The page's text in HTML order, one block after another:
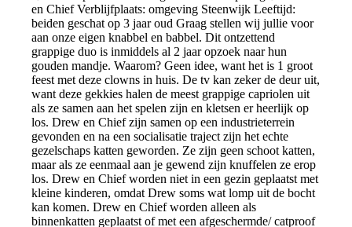
en Chief Verblijfplaats: omgeving Steenwijk Leeftijd:
beiden geschat op 3 jaar oud Graag stellen wij jullie voor
aan onze eigen knabbel en babbel. Dit ontzettend
grappige duo is inmiddels al 2 jaar opzoek naar hun
gouden mandje. Waarom? Geen idee, want het is 1 groot
feest met deze clowns in huis. De tv kan zeker de deur uit,
want deze gekkies halen de meest grappige capriolen uit
als ze samen aan het spelen zijn en kletsen er heerlijk op
los. Drew en Chief zijn samen op een industrieterrein
gevonden en na een socialisatie traject zijn het echte
gezelschaps katten geworden. Ze zijn geen schoot katten,
maar als ze eenmaal aan je gewend zijn knuffelen ze erop
los. Drew en Chief worden niet in een gezin geplaatst met
kleine kinderen, omdat Drew soms wat lomp uit de bocht
kan komen. Drew en Chief worden alleen als
binnenkatten geplaatst of met een afgeschermde/ catproof